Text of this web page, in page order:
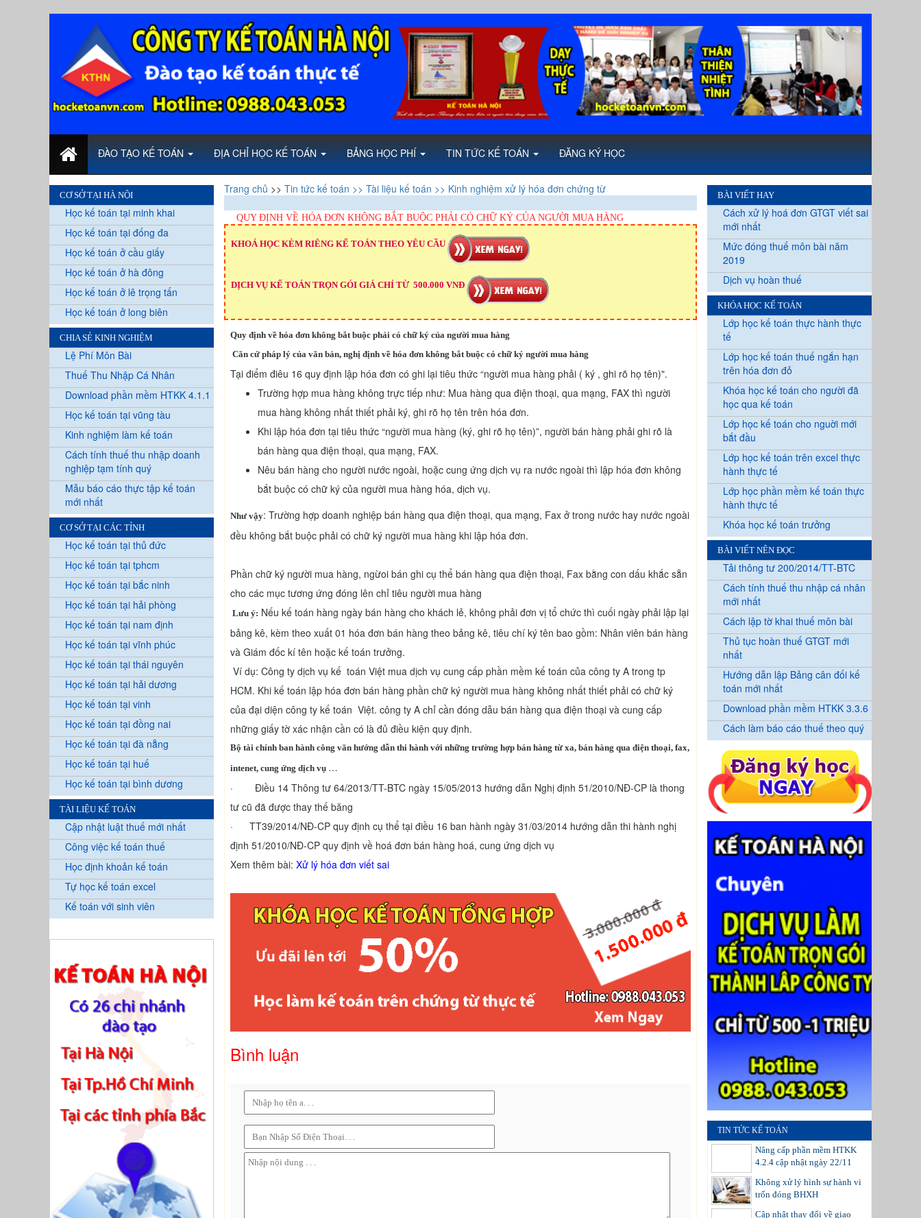
ĐÀO TẠO KẾ TOÁN ĐỊA CHỈ HỌC KẾ TOÁN BẢNG HỌC PHÍ TIN TỨC KẾ TOÁN ĐĂNG KÝ HỌC
CƠ SỞ TẠI HÀ NỘI
Học kế toán tại minh khai
Học kế toán tại đống đa
Học kế toán ở cầu giấy
Học kế toán ở hà đông
Học kế toán ở lê trọng tấn
Học kế toán ở long biên
CHIA SẺ KINH NGHIỆM
Lệ Phí Môn Bài
Thuế Thu Nhập Cá Nhân
Download phần mềm HTKK 4.1.1
Học kế toán tại vũng tàu
Kinh nghiệm làm kế toán
Cách tính thuế thu nhập doanh
nghiệp tạm tính quý
Mẫu báo cáo thực tập kế toán
mới nhất
CƠ SỞ TẠI CÁC TỈNH
Học kế toán tại thủ đức
Học kế toán tại tphcm
Học kế toán tại bắc ninh
Học kế toán tại hải phòng
Học kế toán tại nam định
Học kế toán tại vĩnh phúc
Học kế toán tại thái nguyên
Học kế toán tại hải dương
Học kế toán tại vinh
Học kế toán tại đồng nai
Học kế toán tại đà nẵng
Học kế toán tại huế
Học kế toán tại bình dương
TÀI LIỆU KẾ TOÁN
Cập nhật luật thuế mới nhất
Công việc kế toán thuế
Học định khoản kế toán
Tự học kế toán excel
Kế toán với sinh viên
Trang chủ >> Tin tức kế toán >> Tài liệu kế toán >> Kinh nghiệm xử lý hóa đơn chứng từ
QUY ĐỊNH VỀ HÓA ĐƠN KHÔNG BẮT BUỘC PHẢI CÓ CHỮ KÝ CỦA NGƯỜI MUA HÀNG
KHOÁ HỌC KÈM RIÊNG KẾ TOÁN THEO YÊU CẦU
DỊCH VỤ KẾ TOÁN TRỌN GÓI GIÁ CHỈ TỪ 500.000 VNĐ
Quy định về hóa đơn không bắt buộc phải có chữ ký của người mua hàng
Căn cứ pháp lý của văn bản, nghị định về hóa đơn không bắt buộc có chữ ký người mua hàng
Tại điểm điêu 16 quy định lập hóa đơn có ghi lại tiêu thức “người mua hàng phải ( ký , ghi rõ họ tên)".
Trường hợp mua hàng không trực tiếp như: Mua hàng qua điện thoại, qua mạng, FAX thì người
mua hàng không nhất thiết phải ký, ghi rõ họ tên trên hóa đơn.
Khi lập hóa đơn tại tiêu thức “người mua hàng (ký, ghi rõ họ tên)”, người bán hàng phải ghi rõ là
bán hàng qua điện thoại, qua mạng, FAX.
Nêu bán hàng cho người nước ngoài, hoặc cung ứng dịch vụ ra nước ngoài thì lập hóa đơn không
bắt buộc có chữ ký của người mua hàng hóa, dịch vụ.
Như vậy: Trường hợp doanh nghiệp bán hàng qua điện thoại, qua mạng, Fax ở trong nước hay nước ngoài
đều không bắt buộc phải có chữ ký người mua hàng khi lập hóa đơn.
Phần chữ ký người mua hàng, ngừoi bán ghi cụ thể bán hàng qua điện thoại, Fax bằng con dấu khắc sẵn
cho các mục tương ứng đóng lên chỉ tiêu người mua hàng
Lưu ý: Nếu kế toán hàng ngày bán hàng cho khách lẻ, không phải đơn vị tổ chức thì cuối ngày phải lập lại
bảng kê, kèm theo xuất 01 hóa đơn bán hàng theo bảng kê, tiêu chí ký tên bao gồm: Nhân viên bán hàng
và Giám đốc kí tên hoặc kế toán trưởng.
Ví dụ: Công ty dịch vụ kế toán Việt mua dịch vụ cung cấp phần mềm kế toán của công ty A trong tp
HCM. Khi kế toán lập hóa đơn bán hàng phần chữ ký người mua hàng không nhất thiết phải có chữ ký
của đại diện công ty kế toán Việt. công ty A chỉ cần đóng dẫu bán hàng qua điện thoại và cung cấp
những giấy tờ xác nhận cần có là đủ điều kiện quy định.
Bộ tài chính ban hành công văn hướng dẫn thi hành với những trường hợp bán hàng từ xa, bán hàng qua điện thoại, fax,
intenet, cung ứng dịch vụ …
· Điều 14 Thông tư 64/2013/TT-BTC ngày 15/05/2013 hướng dẫn Nghị định 51/2010/NĐ-CP là thong
tư cũ đã được thay thế băng
· TT39/2014/NĐ-CP quy định cụ thể tại điều 16 ban hành ngày 31/03/2014 hướng dẫn thi hành nghị
định 51/2010/NĐ-CP quy định về hoá đơn bán hàng hoá, cung ứng dịch vụ
Xem thêm bài: Xử lý hóa đơn viết sai
Bình luận
BÀI VIẾT HAY
Cách xử lý hoá đơn GTGT viết sai
mới nhất
Mức đóng thuế môn bài năm
2019
Dịch vụ hoàn thuế
KHÓA HỌC KẾ TOÁN
Lớp học kế toán thực hành thực
tế
Lớp học kế toán thuế ngắn hạn
trên hóa đơn đỏ
Khóa học kế toán cho người đã
học qua kế toán
Lớp học kế toán cho nguời mới
bắt đầu
Lớp học kế toán trên excel thực
hành thực tế
Lớp học phần mềm kế toán thực
hành thực tế
Khóa học kế toán trưởng
BÀI VIẾT NÊN ĐỌC
Tải thông tư 200/2014/TT-BTC
Cách tính thuế thu nhập cá nhân
mới nhất
Cách lập tờ khai thuế môn bài
Thủ tục hoàn thuế GTGT mới
nhất
Hướng dẫn lập Bảng cân đối kế
toán mới nhất
Download phần mềm HTKK 3.3.6
Cách làm báo cáo thuế theo quý
TIN TỨC KẾ TOÁN
Nâng cấp phần mềm HTKK
4.2.4 cập nhật ngày 22/11
Không xử lý hình sự hành vi
trốn đóng BHXH
Cập nhật thay đổi về giao